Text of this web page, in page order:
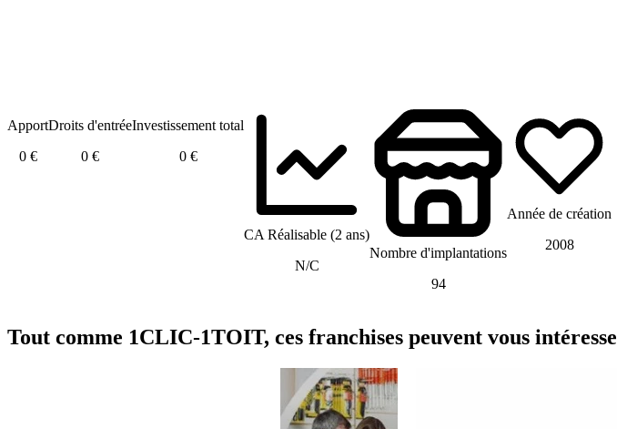
Apport
0 €
Droits d'entrée
0 €
Investissement total
0 €
CA Réalisable (2 ans)
N/C
Nombre d'implantations
94
Année de création
2008
Tout comme 1CLIC-1TOIT, ces franchises peuvent vous